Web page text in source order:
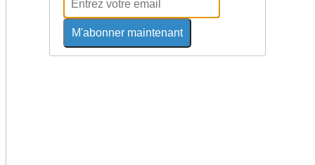
M'abonner maintenant